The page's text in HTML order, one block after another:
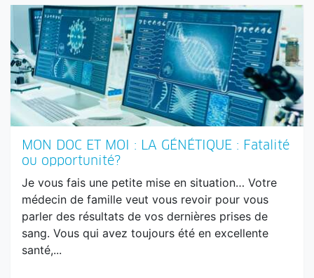
Parfois notre vie va en ligne droite, c'est simple,
mais la plupart du temps c’est sinueux....
Lire la suite
MON DOC ET MOI : LA GÉNÉTIQUE : Fatalité
ou opportunité?